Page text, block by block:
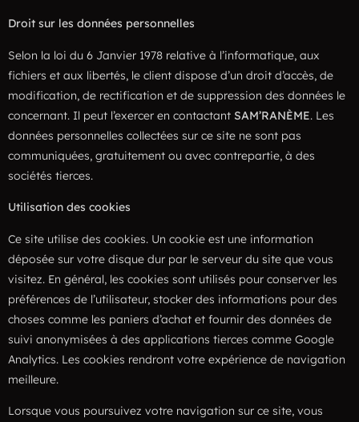
Droit sur les données personnelles
Selon la loi du 6 Janvier 1978 relative à l’informatique, aux
fichiers et aux libertés, le client dispose d’un droit d’accès, de
modification, de rectification et de suppression des données le
concernant. Il peut l’exercer en contactant SAM’RANÈME. Les
données personnelles collectées sur ce site ne sont pas
communiquées, gratuitement ou avec contrepartie, à des
sociétés tierces.
Utilisation des cookies
Ce site utilise des cookies. Un cookie est une information
déposée sur votre disque dur par le serveur du site que vous
visitez. En général, les cookies sont utilisés pour conserver les
préférences de l’utilisateur, stocker des informations pour des
choses comme les paniers d’achat et fournir des données de
suivi anonymisées à des applications tierces comme Google
Analytics. Les cookies rendront votre expérience de navigation
meilleure.
Lorsque vous poursuivez votre navigation sur ce site, vous